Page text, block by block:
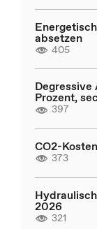
absetzen
405
Degressive
Prozent,
397
CO2-
373
2026
321